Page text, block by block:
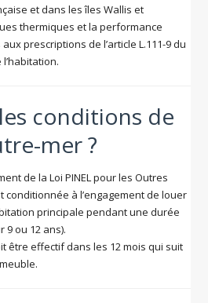
et dans les îles Wallis et
thermiques et la performance
prescriptions de l’article L.111-9 du
conditions de
mer ?
de la Loi PINEL pour les Outres
conditionnée à l’engagement de louer
principale pendant une durée
9 ou 12 ans).
être effectif dans les 12 mois qui suit